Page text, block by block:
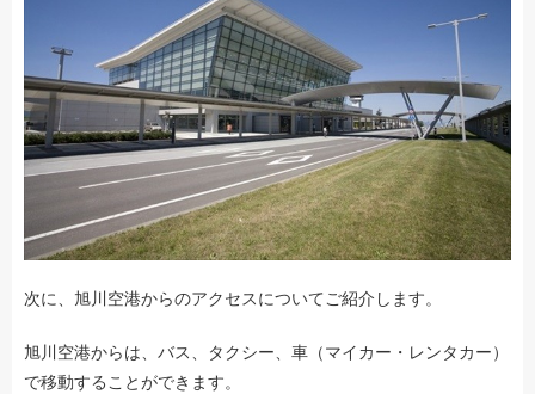
次に、旭川空港からのアクセスについてご紹介します。
旭川空港からは、バス、タクシー、車（マイカー・レンタカー）
で移動することができます。